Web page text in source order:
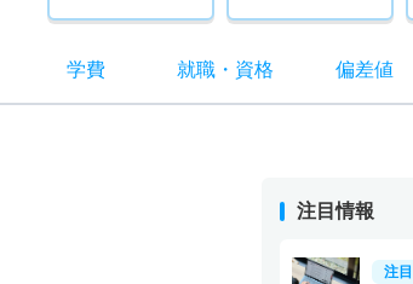
学費 就職・ 資格 偏差値
注目情報
注目